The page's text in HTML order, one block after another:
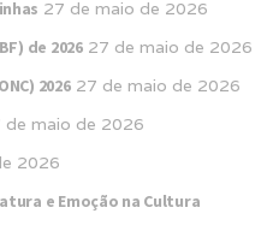
27 de maio de 2026
de 2026 27 de maio de 2026
2026 27 de maio de 2026
de maio de 2026
2026
e Emoção na Cultura